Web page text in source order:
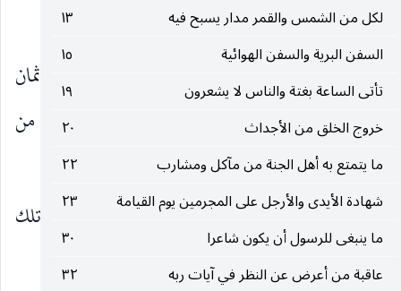
لكل من الشمس والقمر مدار يسبح فيه
١٣
السفن البرية والسفن الهوائية
١٥
تأتى الساعة بغتة والناس لا يشعرون
١٩
خروج الخلق من الأجداث
٢٠
ما يتمتع به أهل الجنة من مآكل ومشارب
٢٢
شهادة الأيدى والأرجل على المجرمين يوم القيامة
٢٣
ما ينبغى للرسول أن يكون شاعرا
٣٠
عاقبة من أعرض عن النظر في آيات ربه
٣٢
سورة ص
هى مكية ، نزلت بعد سورة القمر ، وعدة آيها ثمان
وثمانون ومناسبتها لما قبلها أنها جاءت كالمتممة لها من
وجهين :
(١) إنه ذكر فيها من قصص الأنبياء ما لم يذكر في تلك
كداود وسليمان.